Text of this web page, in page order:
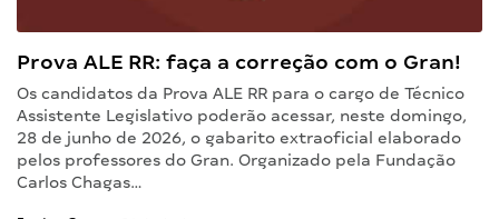
Prova ALE RR: faça a correção com o Gran!
Os candidatos da Prova ALE RR para o cargo de Técnico
Assistente Legislativo poderão acessar, neste domingo,
28 de junho de 2026, o gabarito extraoficial elaborado
pelos professores do Gran. Organizado pela Fundação
Carlos Chagas…